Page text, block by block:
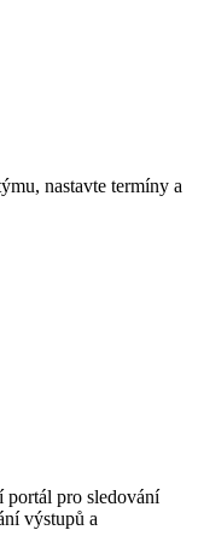
nastavte termíny a
portál pro sledování
výstupů a